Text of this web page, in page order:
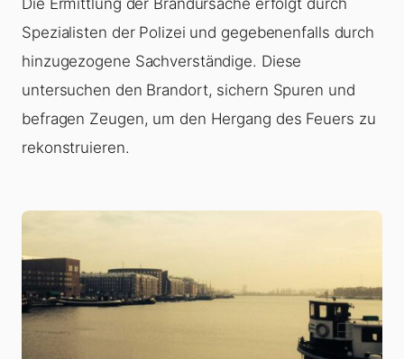
Spezialisten der Polizei und gegebenenfalls durch
hinzugezogene Sachverständige. Diese
untersuchen den Brandort, sichern Spuren und
befragen Zeugen, um den Hergang des Feuers zu
rekonstruieren.